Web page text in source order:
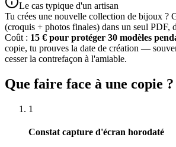
Le cas typique d'un artisan
Tu crées une nouvelle collection de bijoux ?
(croquis + photos finales) dans un seul PDF,
Coût : 15 € pour protéger 30 modèles
copie, tu prouves la date de création —
cesser la contrefaçon à l'amiable.
Que faire face à une copie ?
1
Constat capture d'écran horodaté